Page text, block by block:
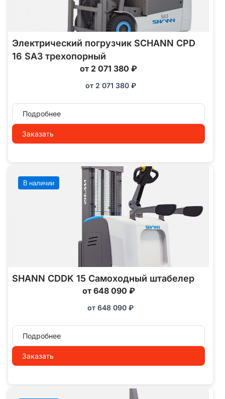
Электрический погрузчик SCHANN CPD
16 SA3 трехопорный
от 2 071 380 ₽
от 2 071 380 ₽
Подробнее
Заказать
В наличии
SHANN CDDK 15 Самоходный штабелер
от 648 090 ₽
от 648 090 ₽
Подробнее
Заказать